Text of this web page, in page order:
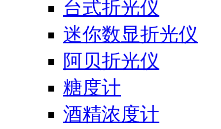
台式折光仪
迷你数显折光仪
阿贝折光仪
糖度计
酒精浓度计